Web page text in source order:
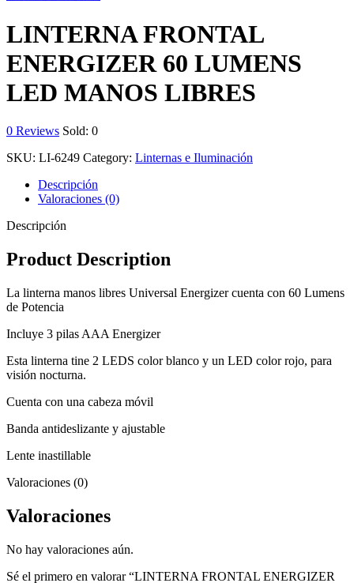
LINTERNA FRONTAL
ENERGIZER 60 LUMENS
LED MANOS LIBRES
0 Reviews Sold: 0
SKU: LI-6249 Category: Linternas e Iluminación
Descripción
Valoraciones (0)
Descripción
Product Description
La linterna manos libres Universal Energizer cuenta con 60 Lumens
de Potencia
Incluye 3 pilas AAA Energizer
Esta linterna tine 2 LEDS color blanco y un LED color rojo, para
visión nocturna.
Cuenta con una cabeza móvil
Banda antideslizante y ajustable
Lente inastillable
Valoraciones (0)
Valoraciones
No hay valoraciones aún.
Sé el primero en valorar “LINTERNA FRONTAL ENERGIZER